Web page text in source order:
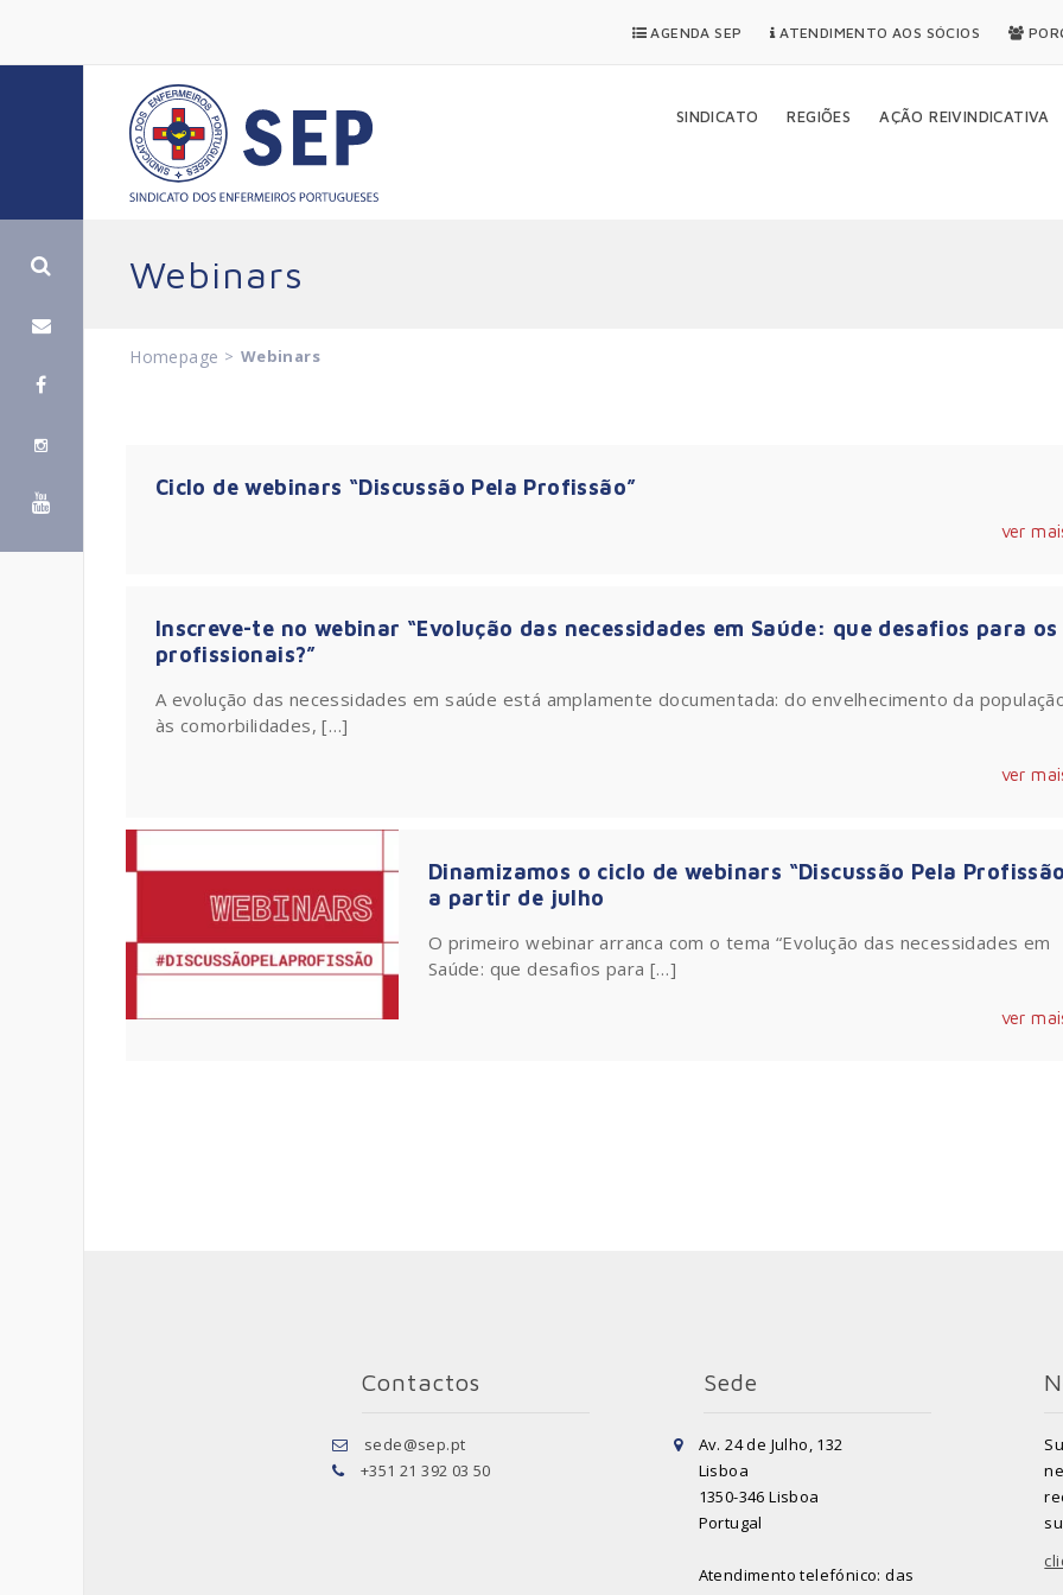
AGENDA SEP ATENDIMENTO AOS SÓCIOS
SINDICATO REGIÕES AÇÃO REIVINDICATIVA
Webinars
Homepage > Webinars
Ciclo de webinars “Discussão Pela Profissão”
ver
Inscreve-te no webinar “Evolução das necessidades em Saúde: que desafios para os
profissionais?”
A evolução das necessidades em saúde está amplamente documentada: do envelhecimento da
às comorbilidades, […]
ver
Dinamizamos o ciclo de webinars “Discussão Pela
a partir de julho
O primeiro webinar arranca com o tema “Evolução das necessidades em
Saúde: que desafios para […]
ver
Contactos
sede@sep.pt
+351 21 392 03 50
Sede
Av. 24 de Julho, 132
Lisboa
1350-346 Lisboa
Portugal
Atendimento telefónico: das